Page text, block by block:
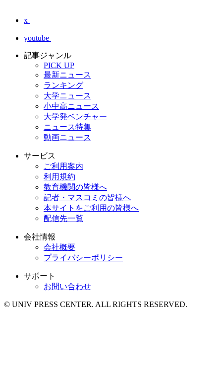
x
youtube
記事ジャンル
PICK UP
最新ニュース
ランキング
大学ニュース
小中高ニュース
大学発ベンチャー
ニュース特集
動画ニュース
サービス
ご利用案内
利用規約
教育機関の皆様へ
記者・マスコミの皆様へ
本サイトをご利用の皆様へ
配信先一覧
会社情報
会社概要
プライバシーポリシー
サポート
お問い合わせ
© UNIV PRESS CENTER. ALL RIGHTS RESERVED.